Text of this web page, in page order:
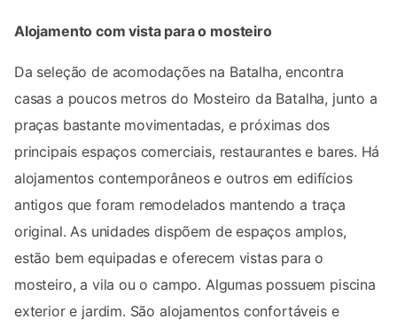
Alojamento com vista para o mosteiro
Da seleção de acomodações na Batalha, encontra
casas a poucos metros do Mosteiro da Batalha, junto a
praças bastante movimentadas, e próximas dos
principais espaços comerciais, restaurantes e bares. Há
alojamentos contemporâneos e outros em edifícios
antigos que foram remodelados mantendo a traça
original. As unidades dispõem de espaços amplos,
estão bem equipadas e oferecem vistas para o
mosteiro, a vila ou o campo. Algumas possuem piscina
exterior e jardim. São alojamentos confortáveis e